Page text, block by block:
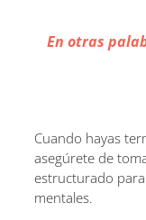
En otras
Cuando hayas
asegúrete de
estructurado
mentales.